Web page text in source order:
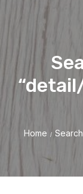
Home /